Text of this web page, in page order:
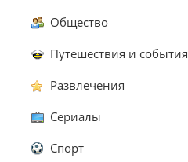
Общество
Путешествия и события
Развлечения
Сериалы
Спорт